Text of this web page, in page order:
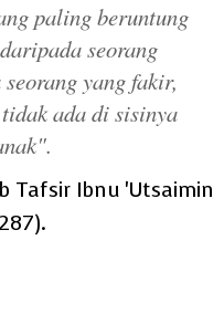
paling beruntung
seorang
yang fakir,
ada di sisinya
Tafsir Ibnu 'Utsaimin